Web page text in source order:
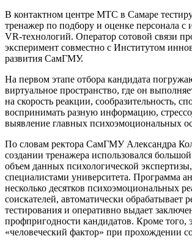
В контактном центре МТС в Самаре
тренажер по подбору и оценке персонала с
VR-технологий. Оператор сотовой связи
эксперимент совместно с Институтом
развития СамГМУ.
На первом этапе отбора кандидата
виртуальное пространство, где он
на скорость реакции, сообразительность,
воспринимать разную информацию,
выявление главных психоэмоциональных
По словам ректора СамГМУ Александра
создании тренажера использовался большой
объем данных психологической
специалистами университета. Программа
несколько десятков психоэмоциональных
соискателей, автоматически обрабатывает
тестирования и оперативно выдает
профпригодности кандидатов. Кроме того,
«человеческий фактор» при прохождении